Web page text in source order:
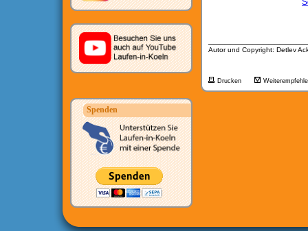
Spenden
Autor und Copyright: Detlev
Drucken